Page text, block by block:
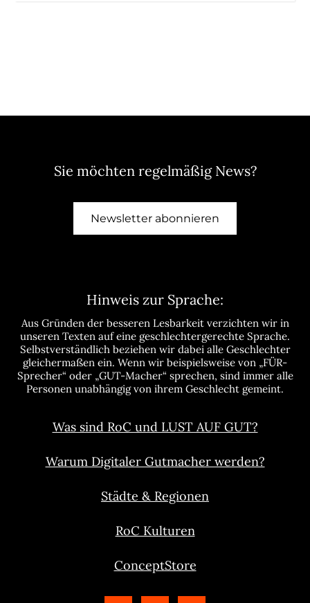
Sie möchten regelmäßig News?
Newsletter abonnieren
Hinweis zur Sprache:
Aus Gründen der besseren Lesbarkeit verzichten wir in
unseren Texten auf eine geschlechtergerechte Sprache.
Selbstverständlich beziehen wir dabei alle Geschlechter
gleichermaßen ein. Wenn wir beispielsweise von „FÜR-
Sprecher“ oder „GUT-Macher“ sprechen, sind immer alle
Personen unabhängig von ihrem Geschlecht gemeint.
Was sind RoC und LUST AUF GUT?
Warum Digitaler Gutmacher werden?
Städte & Regionen
RoC Kulturen
ConceptStore